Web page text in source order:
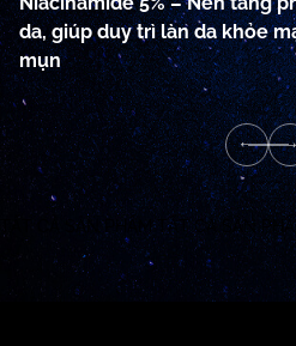
da, giúp duy trì làn da khỏe
mụn
TẤT CẢ SẢN PHẨM TẤT CẢ SẢN